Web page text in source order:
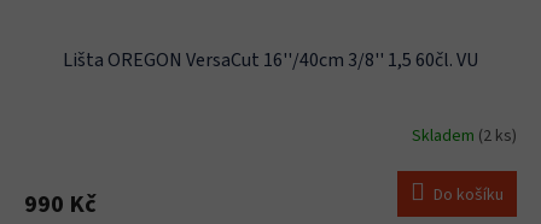
Lišta OREGON VersaCut 16''/40cm 3/8'' 1,5 60čl. VU
Skladem (2 ks)
990 Kč Do košíku